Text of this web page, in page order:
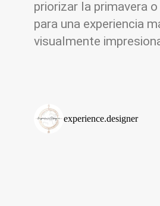
priorizar la primavera
para una experiencia
visualmente
experience.designer